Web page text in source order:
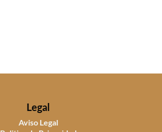
Legal
Aviso Legal